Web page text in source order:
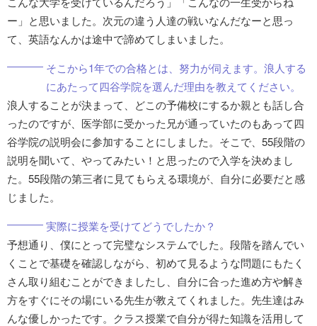
ー」と思いました。次元の違う人達の戦いなんだなーと思っ
て、英語なんかは途中で諦めてしまいました。
そこから1年での合格とは、努力が伺えます。浪人する
にあたって四谷学院を選んだ理由を教えてください。
浪人することが決まって、どこの予備校にするか親とも話し合
ったのですが、医学部に受かった兄が通っていたのもあって四
谷学院の説明会に参加することにしました。そこで、55段階の
説明を聞いて、やってみたい！と思ったので入学を決めまし
た。55段階の第三者に見てもらえる環境が、自分に必要だと感
じました。
実際に授業を受けてどうでしたか？
予想通り、僕にとって完璧なシステムでした。段階を踏んでい
くことで基礎を確認しながら、初めて見るような問題にもたく
さん取り組むことができましたし、自分に合った進め方や解き
方をすぐにその場にいる先生が教えてくれました。先生達はみ
んな優しかったです。クラス授業で自分が得た知識を活用して